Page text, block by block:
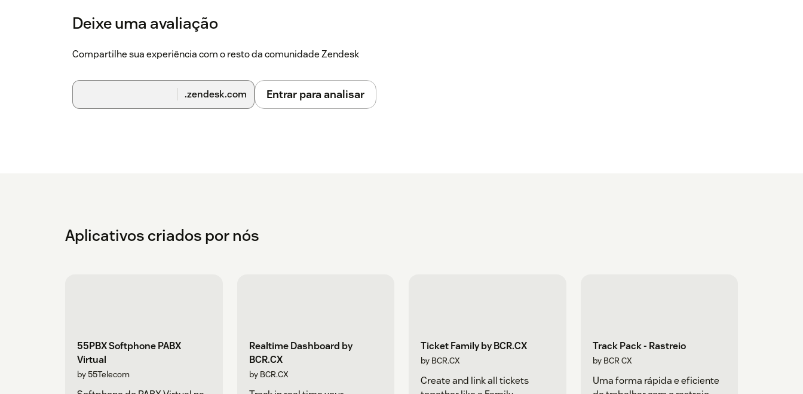
Deixe uma avaliação
Compartilhe sua experiência com o resto da comunidade Zendesk
.zendesk.com Entrar para analisar
Aplicativos criados por nós
55PBX Softphone PABX
Virtual
by 55Telecom
Realtime Dashboard by
BCR.CX
by BCR.CX
Ticket Family by BCR.CX
by BCR.CX
Create and link all tickets
Track Pack - Rastreio
by BCR CX
Uma forma rápida e eficiente